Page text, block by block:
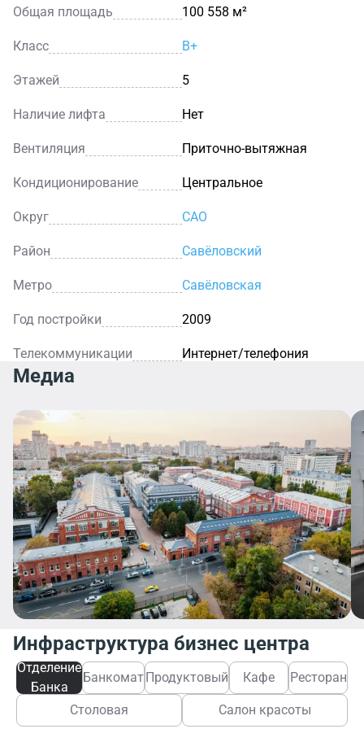
автоматизированная пожарная сигнализация,
обеспечивается фирмой, несущей круглосуточную
охрану объекта.
Осуществляется контроль доступа, установлены
помещениях. На территории БЦ «Фактория»
блоков, складских помещений разного метража.
Произведен капитальный ремонт, отделочные работы
Объекты готовы к въезду арендаторов.
Общая площадь 100 558 м²
Класс B+
Этажей 5
Наличие лифта Нет
Вентиляция Приточно-вытяжная
Кондиционирование Центральное
Округ САО
Район Савёловский
Метро Савёловская
Год постройки 2009
Телекоммуникации Интернет/телефония
Медиа
Инфраструктура бизнес центра
Отделение
Банка
БанкоматПродуктовый Кафе Ресторан
Столовая Салон красоты